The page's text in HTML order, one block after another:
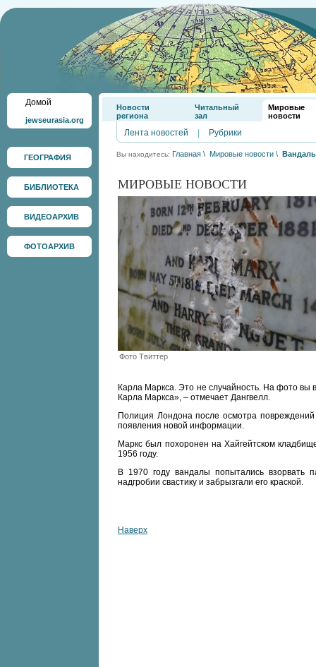
Домой
jewseurasia.org
ГЕОГРАФИЯ
БИБЛИОТЕКА
ВИДЕОАРХИВ
ФОТОАРХИВ
Новости
региона
Читальный
зал
Мировые
новости
Лента новостей Рубрики
Вы находитесь: Главная \ Мировые новости \
МИРОВЫЕ НОВОСТИ
Фото Твиттер
Карла Маркса. Это не случайность. На фото вы
Карла Маркса», – отмечает Дангвелл.
Полиция Лондона после осмотра
появления новой информации.
Маркс был похоронен на Хайгейтском
1956 году.
В 1970 году вандалы попытались взорвать
надгробии свастику и забрызгали его краской.
Наверх